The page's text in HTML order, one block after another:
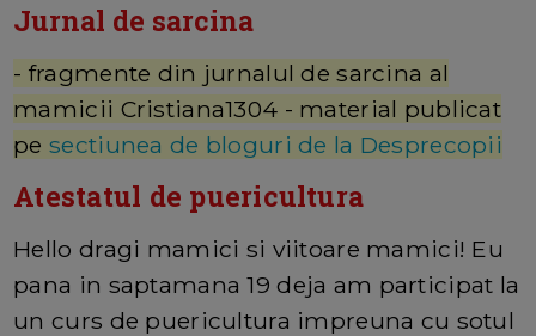
Jurnal de sarcina
- fragmente din jurnalul de sarcina al
mamicii Cristiana1304 - material publicat
pesectiunea de bloguri de la Desprecopii
Atestatul de puericultura
Hello dragi mamici si viitoare mamici! Eu
pana in saptamana 19 deja am participat la
un curs de puericultura impreuna cu sotul